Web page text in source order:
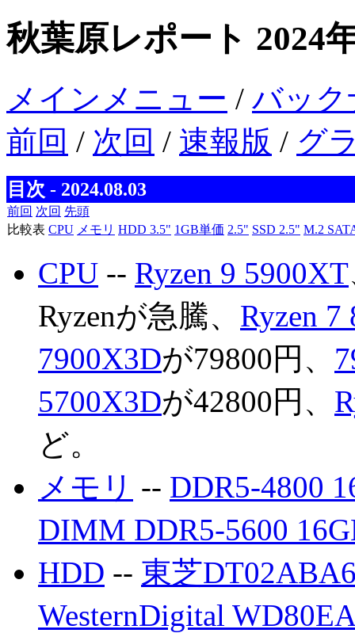
秋葉原レポート 2024
メインメニュー / バッ
前回 / 次回 / 速報版 / グ
目次 - 2024.08.03
前回 次回 先頭
比較表 CPU メモリ HDD 3.5" 1GB単価 2.5" SSD 2.5" M.2
CPU -- Ryzen 9 5900XT
Ryzenが急騰、 Ryzen 7
7900X3Dが79800円、
5700X3Dが42800円、
ど。
メモリ -- DDR5-4800
DIMM DDR5-5600
HDD -- 東芝
WesternDigital